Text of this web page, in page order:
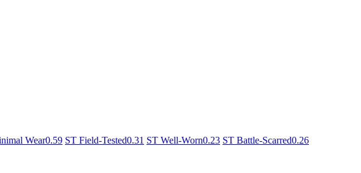
Wear0.59 ST Field-Tested0.31 ST Well-Worn0.23 ST Battle-Scarred0.26